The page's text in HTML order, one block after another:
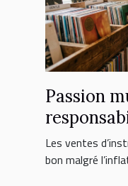
Passion
face aux
Les ventes
bon malgré